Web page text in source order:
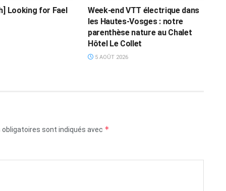
Looking for Fael
Week-end VTT électrique dans
les Hautes-Vosges : notre
parenthèse nature au Chalet
Hôtel Le Collet
5 AOÛT 2026
obligatoires sont indiqués avec *